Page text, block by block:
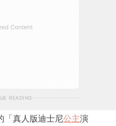
Content
READING
「真人版迪士尼公主演